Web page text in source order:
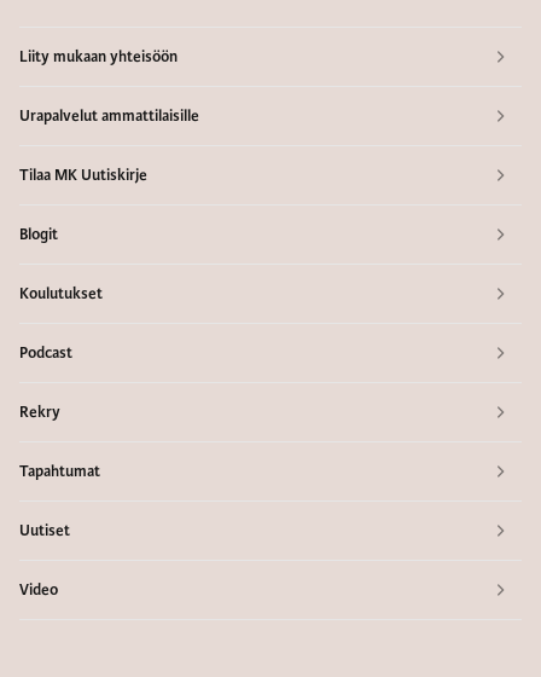
Liity mukaan yhteisöön
Urapalvelut ammattilaisille
Tilaa MK Uutiskirje
Blogit
Koulutukset
Podcast
Rekry
Tapahtumat
Uutiset
Video